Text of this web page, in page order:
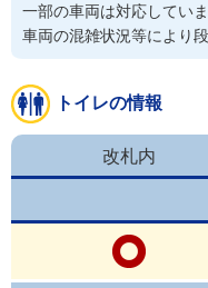
一部の車両は対応していま
車両の混雑状況等により
トイレの情報
改札内